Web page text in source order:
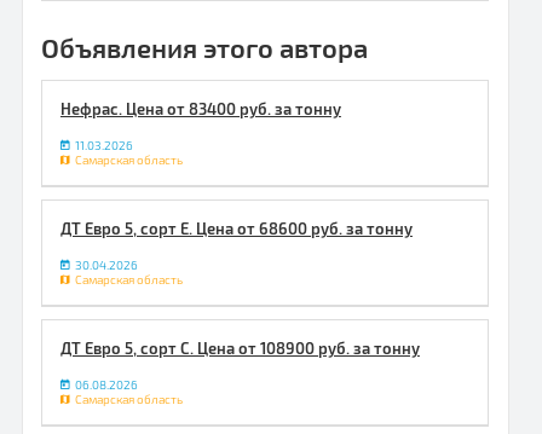
Объявления этого автора
Нефрас. Цена от 83400 руб. за тонну
11.03.2026
Самарская область
ДТ Евро 5, сорт Е. Цена от 68600 руб. за тонну
30.04.2026
Самарская область
ДТ Евро 5, сорт С. Цена от 108900 руб. за тонну
06.08.2026
Самарская область